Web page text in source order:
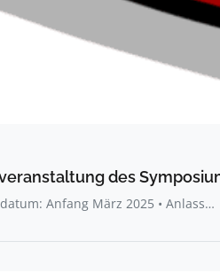
des
Anfang März 2025 • Anlass…